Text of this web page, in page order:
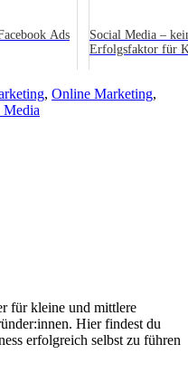
Ads
Social Media –
Erfolgsfaktor für
, Online Marketing,
Media
für kleine und mittlere
Hier findest du
erfolgreich selbst zu führen